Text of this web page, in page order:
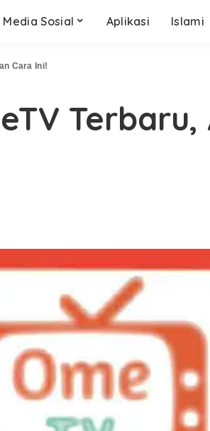
Media Sosial Aplikasi Islami
Cara Ini!